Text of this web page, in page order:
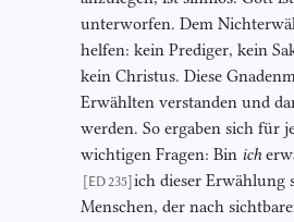
unterworfen. Dem
helfen: kein Prediger, kein
kein Christus. Diese
Erwählten verstanden und
werden. So ergaben sich für
wichtigen Fragen: Bin ich
[ED 235] ich dieser Erwählung
Menschen, der nach